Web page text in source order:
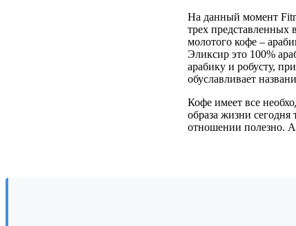
На данный момент
трех представленных
молотого кофе –
Эликсир это 100%
арабику и робусту,
обуславливает
Кофе имеет все
образа жизни
отношении полезно. А